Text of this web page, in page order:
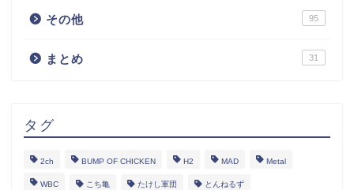
その他 95
まとめ 31
タグ
2ch BUMP OF CHICKEN H2 MAD Metal
WBC こち亀 たけし軍団 とんねるず